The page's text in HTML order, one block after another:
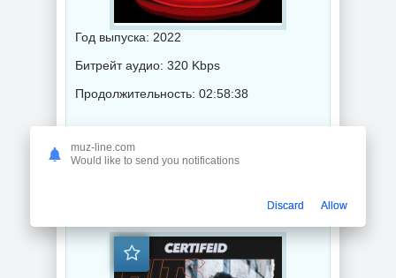
Год выпуска: 2022
Битрейт аудио: 320 Kbps
Продолжительность: 02:58:38
Музыка 2022 года / Популярная музыка / Рок - альтернативная музыка / Музыка VA
muz-line.com
Would like to send you notifications
Discard Allow